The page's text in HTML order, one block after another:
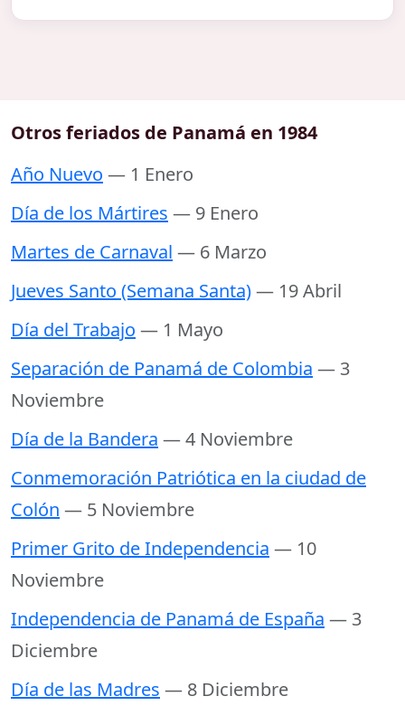
Otros feriados de Panamá en 1984
Año Nuevo — 1 Enero
Día de los Mártires — 9 Enero
Martes de Carnaval — 6 Marzo
Jueves Santo (Semana Santa)— 19 Abril
Día del Trabajo — 1 Mayo
Separación de Panamá de Colombia — 3
Noviembre
Día de la Bandera — 4 Noviembre
Conmemoración Patriótica en la ciudad de
Colón — 5 Noviembre
Primer Grito de Independencia — 10
Noviembre
Independencia de Panamá de España — 3
Diciembre
Día de las Madres — 8 Diciembre